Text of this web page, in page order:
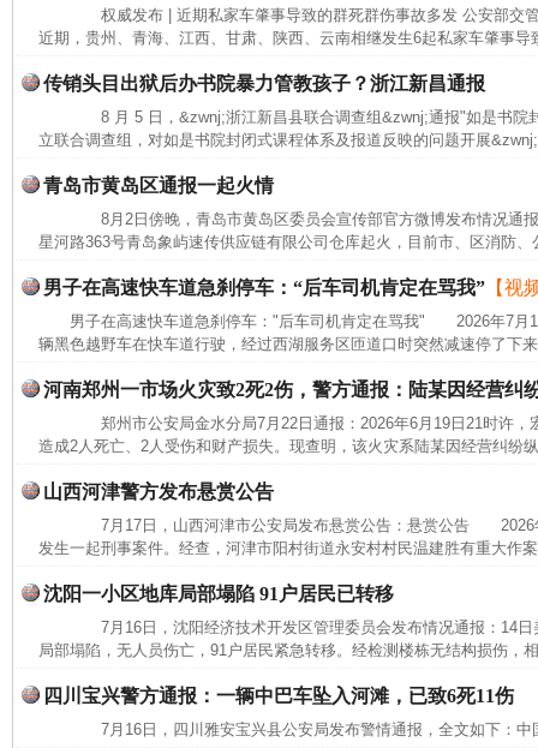
权威发布 | 近期私家车肇事导致的群死群伤事故多发 公安部
近期，贵州、青海、江西、甘肃、陕西、云南相继发生6起私家车肇事导
传销头目出狱后办书院暴力管教孩子？浙江新昌通报
8 月 5 日，&zwnj;浙江新昌县联合调查组&zwnj;通报"如是书院
立联合调查组，对如是书院封闭式课程体系及报道反映的问题开展
青岛市黄岛区通报一起火情
8月2日傍晚，青岛市黄岛区委员会宣传部官方微博发布情况
星河路363号青岛象屿速传供应链有限公司仓库起火，目前市、区消防
男子在高速快车道急刹停车：“后车司机肯定在骂我” 【视
男子在高速快车道急刹停车："后车司机肯定在骂我" 2026年7月
辆黑色越野车在快车道行驶，经过西湖服务区匝道口时突然减速停了下
河南郑州一市场火灾致2死2伤，警方通报：陆某因经营纠
郑州市公安局金水分局7月22日通报：2026年6月19日21时许，
造成2人死亡、2人受伤和财产损失。现查明，该火灾系陆某因经营纠纷
山西河津警方发布悬赏公告
7月17日，山西河津市公安局发布悬赏公告：悬赏公告 2026
发生一起刑事案件。经查，河津市阳村街道永安村村民温建胜有重大
沈阳一小区地库局部塌陷 91户居民已转移
7月16日，沈阳经济技术开发区管理委员会发布情况通报：14日
局部塌陷，无人员伤亡，91户居民紧急转移。经检测楼栋无结构损伤，
四川宝兴警方通报：一辆中巴车坠入河滩，已致6死11伤
7月16日，四川雅安宝兴县公安局发布警情通报，全文如下：中